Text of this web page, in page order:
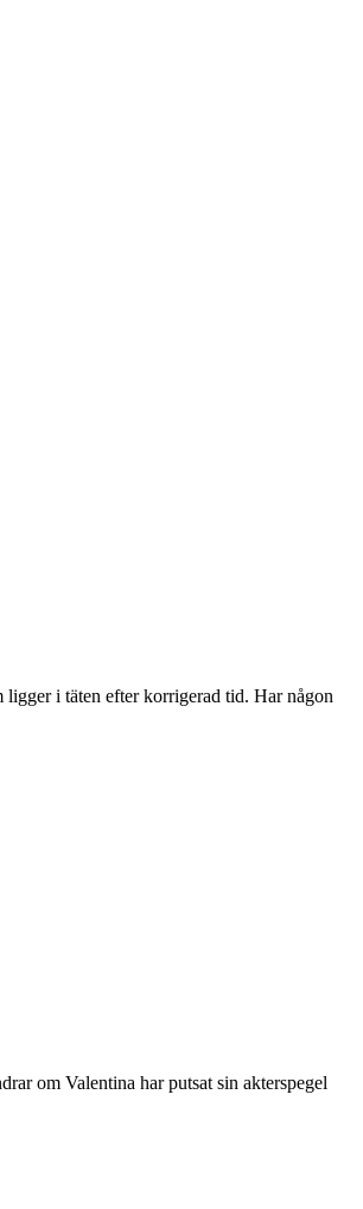
i täten efter korrigerad tid. Har någon
om Valentina har putsat sin akterspegel